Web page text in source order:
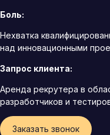
Боль:
Нехватка
над инновационными
Запрос клиента:
Аренда рекрутера в
разработчиков и
Заказать звонок